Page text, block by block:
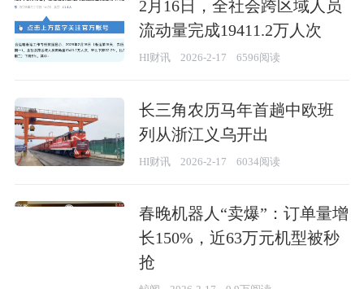
2月16日，全社会跨区域人员
流动量完成19411.2万人次
HI财讯 2026-2-17 6596阅读
长三角农历马年首趟中欧班
列从浙江义乌开出
HI财讯 2026-2-17 6034阅读
春晚机器人“卖爆”：订单量增
长150%，近63万元机型被秒
抢